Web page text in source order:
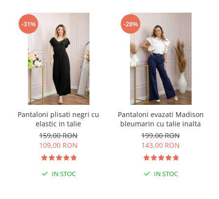
-31%
Pantaloni plisati negri cu
elastic in talie
159,00 RON
109,00 RON
IN STOC
-28%
Pantaloni evazati Madison
bleumarin cu talie inalta
199,00 RON
143,00 RON
IN STOC